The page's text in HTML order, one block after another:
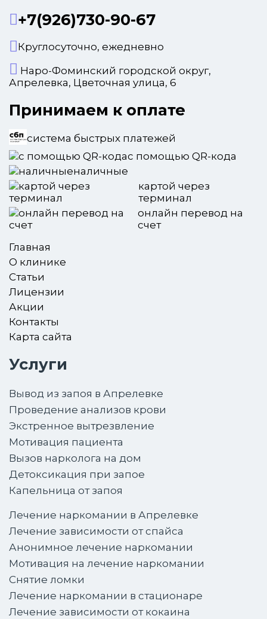
+7(926)730-90-67
Круглосуточно, ежедневно
Наро-Фоминский городской округ,
Апрелевка, Цветочная улица, 6
Принимаем к оплате
система быстрых платежей
с помощью QR-кода
наличные
картой через
терминал
онлайн перевод на
счет
Главная
О клинике
Статьи
Лицензии
Акции
Контакты
Карта сайта
Услуги
Вывод из запоя в Апрелевке
Проведение анализов крови
Экстренное вытрезвление
Мотивация пациента
Вызов нарколога на дом
Детоксикация при запое
Капельница от запоя
Лечение наркомании в Апрелевке
Лечение зависимости от спайса
Анонимное лечение наркомании
Мотивация на лечение наркомании
Снятие ломки
Лечение наркомании в стационаре
Лечение зависимости от кокаина